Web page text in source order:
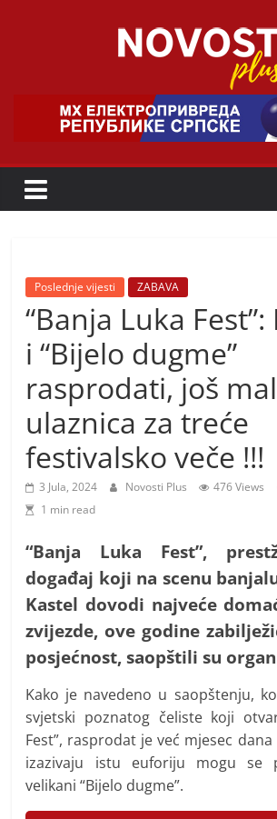
Novosti
Plus
o
a
p
o
z
t
v
h
v
i
j
e
s
t
i
Poslednje vijesti ZABAVA
“Banja Luka
i “Bijelo dugme”
rasprodati, još
ulaznica za treće
festivalsko veče !!!
3 Jula, 2024 Novosti Plus 476 Views
1 min read
“Banja Luka Fest”,
događaj koji na scenu
Kastel dovodi najveće
zvijezde, ove godine
posjećnost, saopštili su
Kako je navedeno u saopštenju,
svjetski poznatog čeliste koji
Fest”, rasprodat je već mjesec
izazivaju istu euforiju mogu se
velikani “Bijelo dugme”.